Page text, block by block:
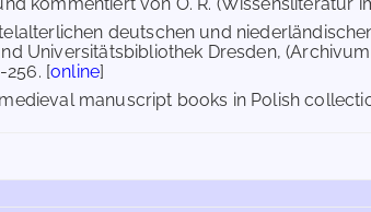
deutschen und
Universitätsbibliothek Dresden,
256. [online]
manuscript books in Polish